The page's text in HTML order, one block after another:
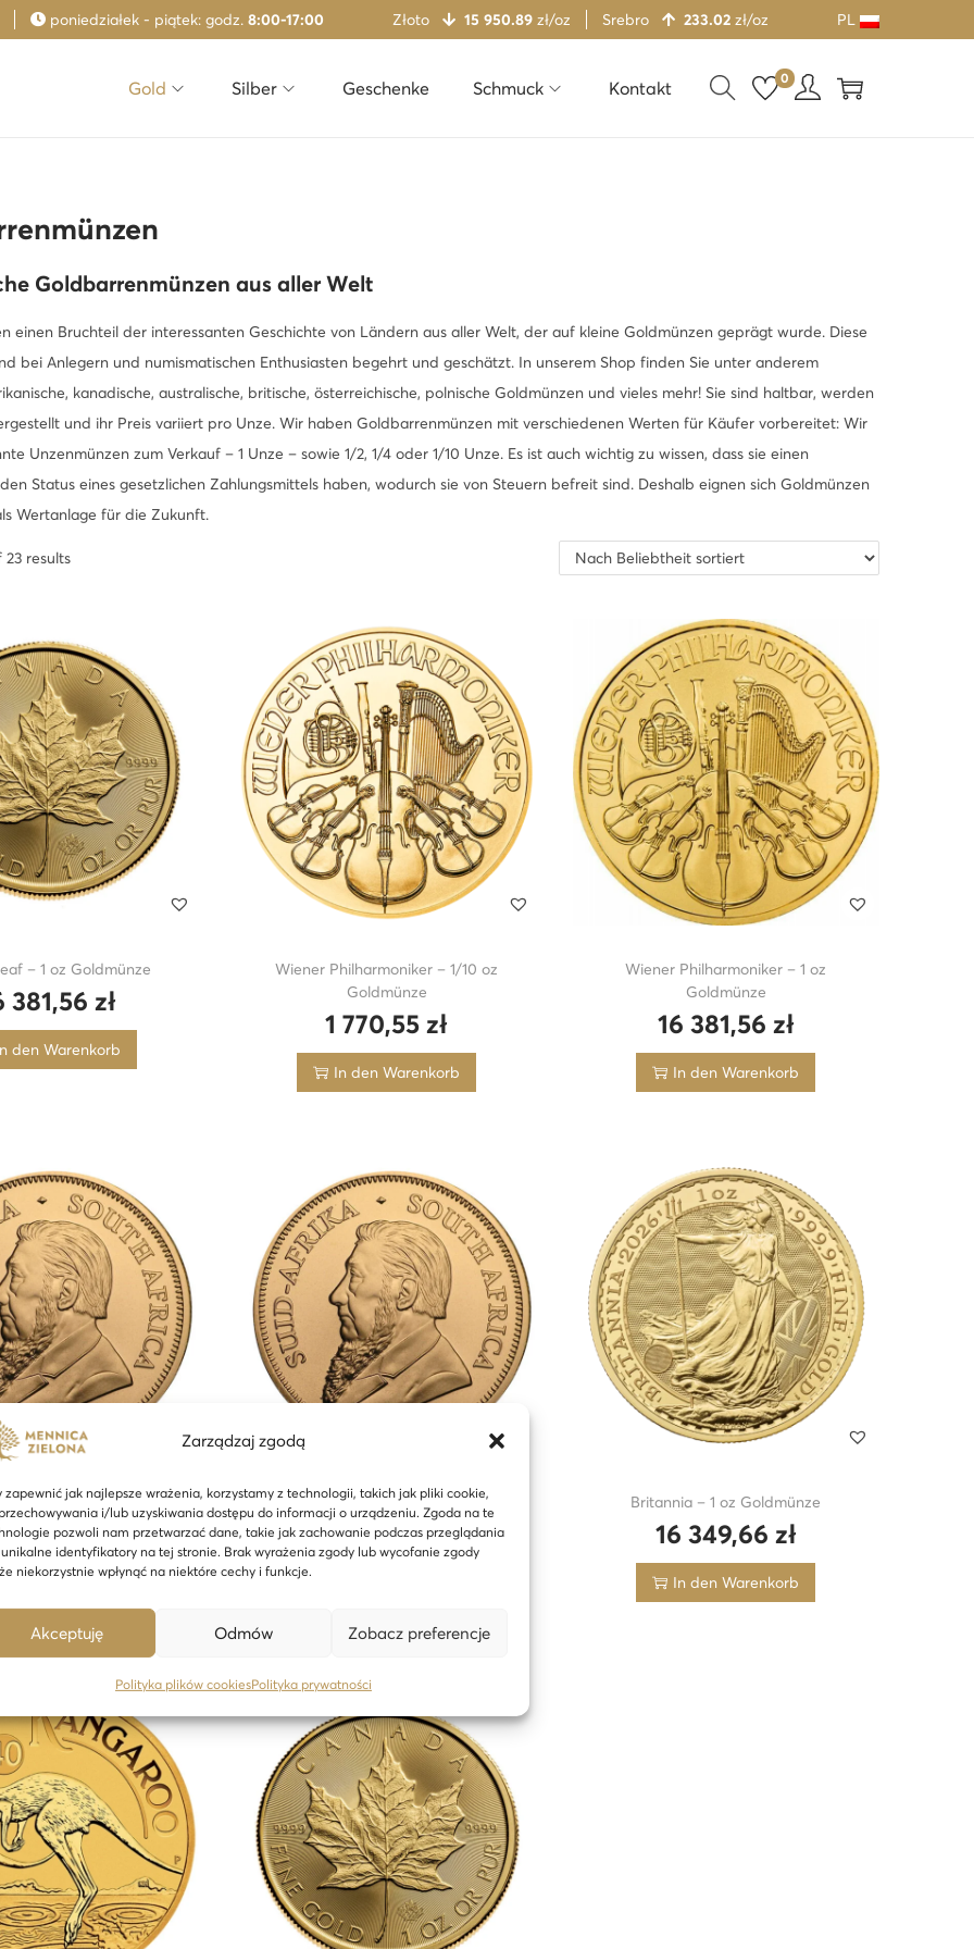
Zarządzaj zgodą
zapewnić jak najlepsze wrażenia, korzystamy z technologii, takich jak pliki cookie,
i/lub uzyskiwania dostępu do informacji o urządzeniu. Zgoda na te
pozwoli nam przetwarzać dane, takie jak zachowanie podczas przeglądania
identyfikatory na tej stronie. Brak wyrażenia zgody lub wycofanie zgody
niekorzystnie wpłynąć na niektóre cechy i funkcje.
Akceptuję Odmów Zobacz preferencje
Polityka plików cookiesPolityka prywatności
poniedziałek - piątek: godz. 8:00-17:00 Złoto 15 950.89 zł/oz Srebro 233.02 zł/oz PL
Gold Silber Geschenke Schmuck Kontakt 0
Goldbarrenmünzen aus aller Welt
einen Bruchteil der interessanten Geschichte von Ländern aus aller Welt, der auf kleine Goldmünzen geprägt wurde. Diese
bei Anlegern und numismatischen Enthusiasten begehrt und geschätzt. In unserem Shop finden Sie unter anderem
kanadische, australische, britische, österreichische, polnische Goldmünzen und vieles mehr! Sie sind haltbar, werden
und ihr Preis variiert pro Unze. Wir haben Goldbarrenmünzen mit verschiedenen Werten für Käufer vorbereitet: Wir
Unzenmünzen zum Verkauf – 1 Unze – sowie 1/2, 1/4 oder 1/10 Unze. Es ist auch wichtig zu wissen, dass sie einen
Status eines gesetzlichen Zahlungsmittels haben, wodurch sie von Steuern befreit sind. Deshalb eignen sich Goldmünzen
Wertanlage für die Zukunft.
23 results
– 1 oz Goldmünze
381,56 zł
den Warenkorb
Wiener Philharmoniker – 1/10 oz
Goldmünze
1 770,55zł
In den Warenkorb
Wiener Philharmoniker – 1 oz
Goldmünze
16 381,56 zł
In den Warenkorb
– 1 oz Goldmünze
333,71zł
den Warenkorb
Krügerrand – 1 oz Goldmünze Zustand
II – 24h
16 269,91zł
Britannia – 1 oz Goldmünze
16 349,66 zł
In den Warenkorb